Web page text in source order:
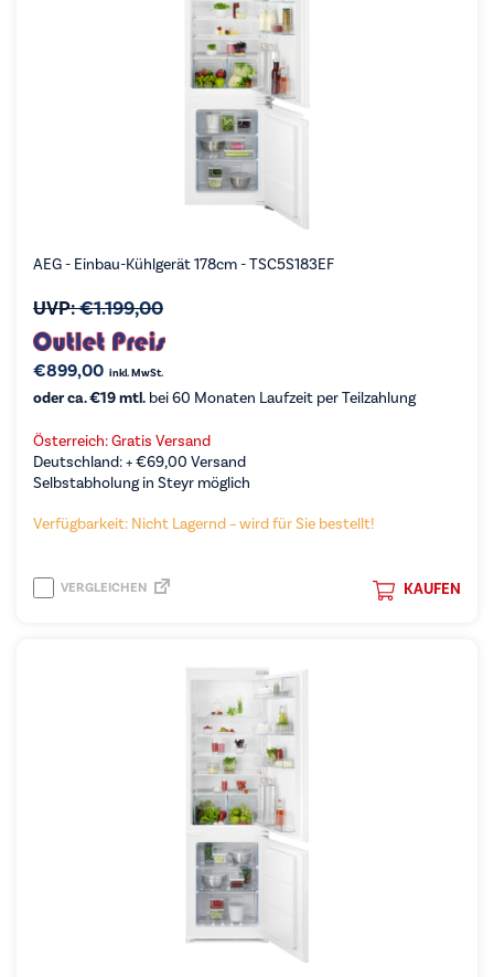
AEG - Einbau-Kühlgerät 178cm - TSC5S183EF
UVP:€1.199,00
€899,00 inkl. MwSt.
oder ca. €19 mtl. bei 60 Monaten Laufzeit per Teilzahlung
Österreich: Gratis Versand
Deutschland: +€69,00 Versand
Selbstabholung in Steyr möglich
Verfügbarkeit: Nicht Lagernd – wird für Sie bestellt!
KAUFEN
VERGLEICHEN